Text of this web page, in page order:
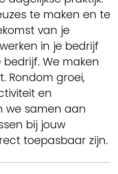
te maken en te
van je
in je bedrijf
We maken
Rondom groei,
en
we samen aan
bij jouw
toepasbaar zijn.